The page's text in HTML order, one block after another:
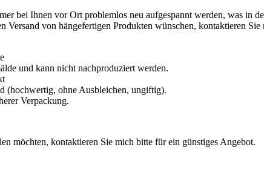
bei Ihnen vor Ort problemlos neu aufgespannt werden, was in
Versand von hängefertigen Produkten wünschen, kontaktieren Sie
und kann nicht nachproduziert werden.
(hochwertig, ohne Ausbleichen, ungiftig).
Verpackung.
möchten, kontaktieren Sie mich bitte für ein günstiges Angebot.